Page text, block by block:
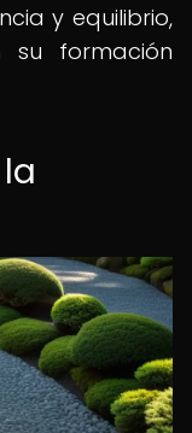
y equilibrio,
su formación